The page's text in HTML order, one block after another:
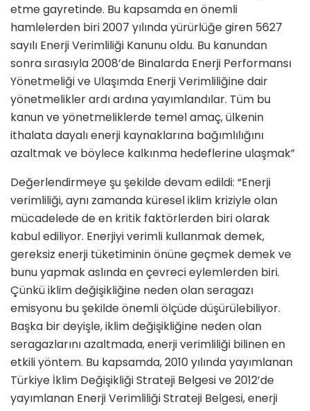
etme gayretinde. Bu kapsamda en önemli
hamlelerden biri 2007 yılında yürürlüğe giren 5627
sayılı Enerji Verimliliği Kanunu oldu. Bu kanundan
sonra sırasıyla 2008’de Binalarda Enerji Performansı
Yönetmeliği ve Ulaşımda Enerji Verimliliğine dair
yönetmelikler ardı ardına yayımlandılar. Tüm bu
kanun ve yönetmeliklerde temel amaç, ülkenin
ithalata dayalı enerji kaynaklarına bağımlılığını
azaltmak ve böylece kalkınma hedeflerine ulaşmak”
Değerlendirmeye şu şekilde devam edildi: “Enerji
verimliliği, aynı zamanda küresel iklim kriziyle olan
mücadelede de en kritik faktörlerden biri olarak
kabul ediliyor. Enerjiyi verimli kullanmak demek,
gereksiz enerji tüketiminin önüne geçmek demek ve
bunu yapmak aslında en çevreci eylemlerden biri.
Çünkü iklim değişikliğine neden olan seragazı
emisyonu bu şekilde önemli ölçüde düşürülebiliyor.
Başka bir deyişle, iklim değişikliğine neden olan
seragazlarını azaltmada, enerji verimliliği bilinen en
etkili yöntem. Bu kapsamda, 2010 yılında yayımlanan
Türkiye İklim Değişikliği Strateji Belgesi ve 2012’de
yayımlanan Enerji Verimliliği Strateji Belgesi, enerji